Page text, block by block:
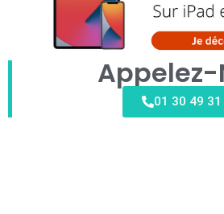
Appelez-
01 30 49 31